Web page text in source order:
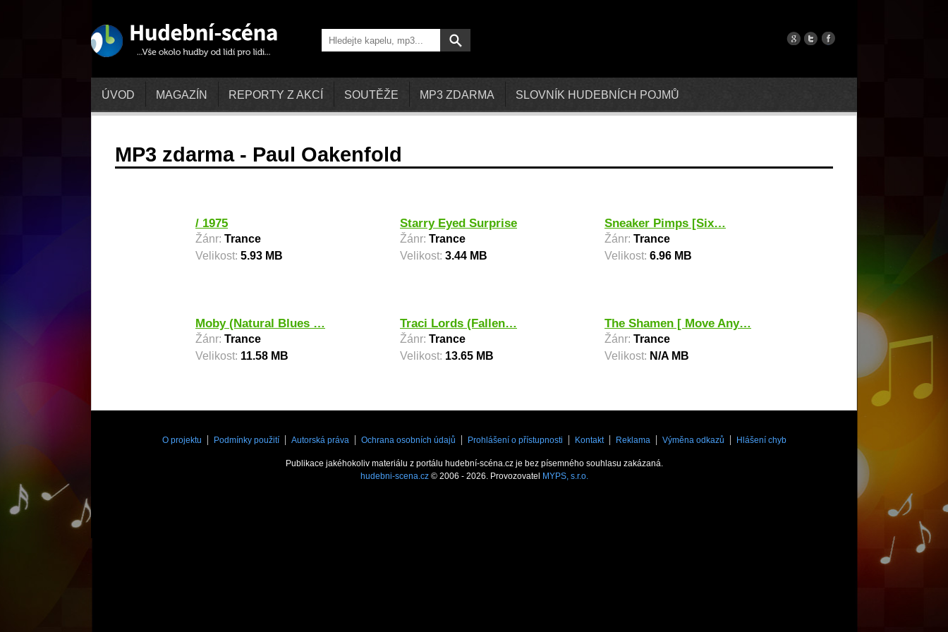
ÚVOD MAGAZÍN REPORTY Z AKCÍ SOUTĚŽE MP3 ZDARMA SLOVNÍK HUDEBNÍCH POJMŮ
MP3 zdarma - Paul Oakenfold
/ 1975
Žánr: Trance
Velikost: 5.93 MB
Starry Eyed Surprise
Žánr: Trance
Velikost: 3.44 MB
Sneaker Pimps [Six…
Žánr: Trance
Velikost: 6.96 MB
Moby (Natural Blues …
Žánr: Trance
Velikost: 11.58 MB
Traci Lords (Fallen…
Žánr: Trance
Velikost: 13.65 MB
The Shamen [ Move Any…
Žánr: Trance
Velikost: N/A MB
O projektu Podmínky použití Autorská práva Ochrana osobních údajů Prohlášení o přístupnosti Kontakt Reklama Výměna odkazů Hlášení chyb
Publikace jakéhokoliv materiálu z portálu hudební-scéna.cz je bez písemného souhlasu zakázaná.
hudebni-scena.cz© 2006 - 2026. Provozovatel MYPS, s.r.o.